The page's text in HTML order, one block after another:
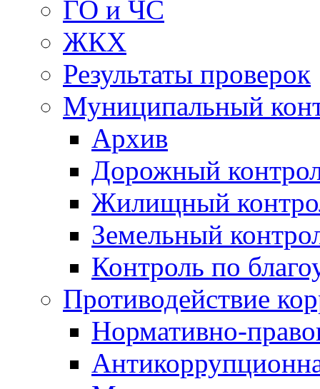
ГО и ЧС
ЖКХ
Результаты проверок
Муниципальный
Архив
Дорожный
Жилищный
Земельный
Контроль по
Противодействие
Нормативно-